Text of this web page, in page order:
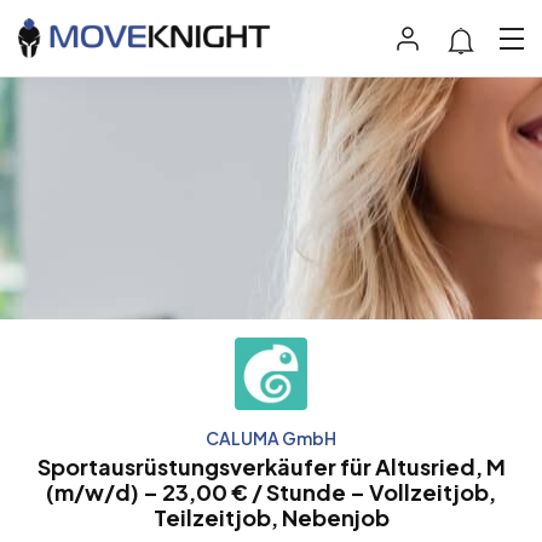
CALUMA GmbH
Sportausrüstungsverkäufer für Altusried, M
(m/w/d) – 23,00 € / Stunde – Vollzeitjob,
Teilzeitjob, Nebenjob